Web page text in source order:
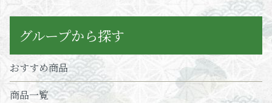
グループから探す
おすすめ商品
商品一覧